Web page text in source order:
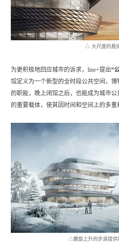
△ 大尺度的悬
为更积极地回应城市的诉求，line+提出“
馆定义为一个新型的全时段公共空间，
的职能，晚上闭馆之后，也能成为城市
的重要载体，使其因时间和空间上的多重
△螺旋上升的步道提供